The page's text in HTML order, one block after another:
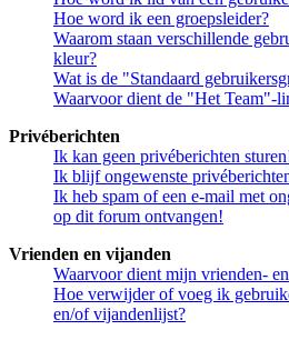
Hoe word ik een groepsleider?
Waarom staan verschillende
kleur?
Wat is de "Standaard
Waarvoor dient de "Het Team"-
Privéberichten
Ik kan geen privéberichten
Ik blijf ongewenste
Ik heb spam of een e-mail met
op dit forum ontvangen!
Vrienden en vijanden
Waarvoor dient mijn vrienden-
Hoe verwijder of voeg ik
en/of vijandenlijst?